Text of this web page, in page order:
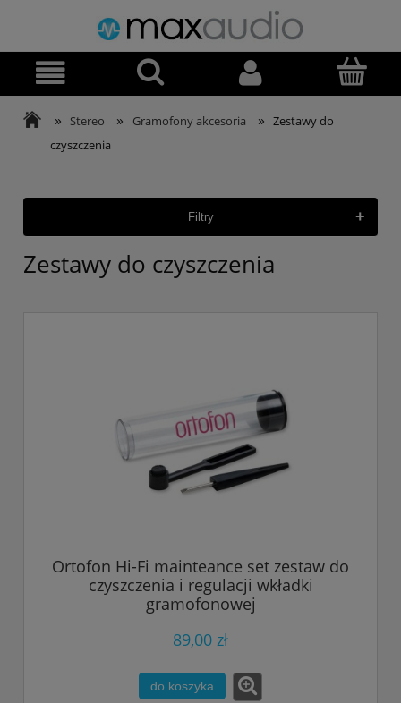
» Stereo » Gramofony akcesoria » Zestawy do
czyszczenia
Filtry +
Zestawy do czyszczenia
Ortofon Hi-Fi mainteance set zestaw do
czyszczenia i regulacji wkładki
gramofonowej
89,00 zł
do koszyka